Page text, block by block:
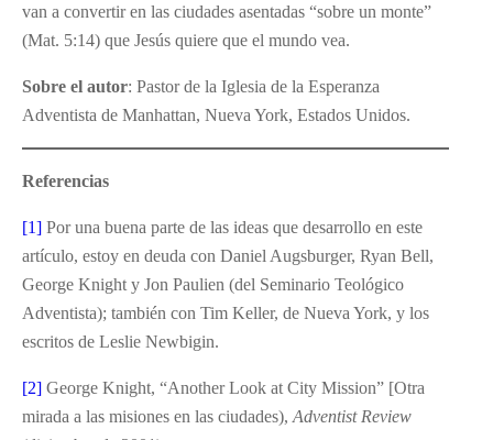
van a convertir en las ciudades asentadas “sobre un monte”
(Mat. 5:14) que Jesús quiere que el mundo vea.
Sobre el autor: Pastor de la Iglesia de la Esperanza
Adventista de Manhattan, Nueva York, Estados Unidos.
Referencias
[1] Por una buena parte de las ideas que desarrollo en este
artículo, estoy en deuda con Daniel Augsburger, Ryan Bell,
George Knight y Jon Paulien (del Seminario Teológico
Adventista); también con Tim Keller, de Nueva York, y los
escritos de Leslie Newbigin.
[2] George Knight, “Another Look at City Mission” [Otra
mirada a las misiones en las ciudades), Adventist Review